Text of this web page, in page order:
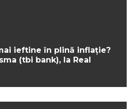
ieftine în plină inflație?
(tbi bank), la Real